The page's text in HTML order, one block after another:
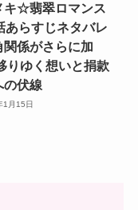
キ☆翡翠ロマンス
あらすじネタバレ
関係がさらに加
りゆく想いと捐款
の伏線
1月15日